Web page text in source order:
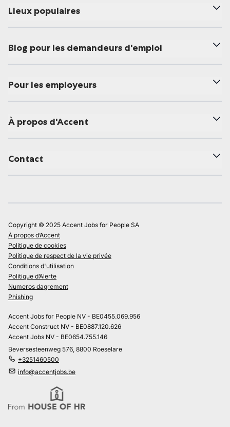
Lieux populaires
Blog pour les demandeurs d'emploi
Pour les employeurs
À propos d'Accent
Contact
Copyright © 2025 Accent Jobs for People SA
À propos d’Accent
Politique de cookies
Politique de respect de la vie privée
Conditions d'utilisation
Politique d’Alerte
Numeros dagrement
Phishing
Accent Jobs for People NV - BE0455.069.956
Accent Construct NV - BE0887.120.626
Accent Jobs NV - BE0654.755.146
Beversesteenweg 576, 8800 Roeselare
+3251460500
info@accentjobs.be